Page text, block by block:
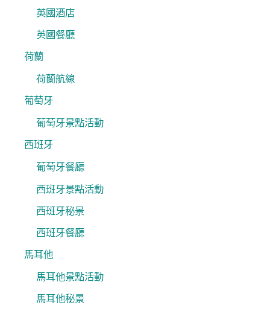
英國酒店
英國餐廳
荷蘭
荷蘭航線
葡萄牙
葡萄牙景點活動
西班牙
葡萄牙餐廳
西班牙景點活動
西班牙秘景
西班牙餐廳
馬耳他
馬耳他景點活動
馬耳他秘景